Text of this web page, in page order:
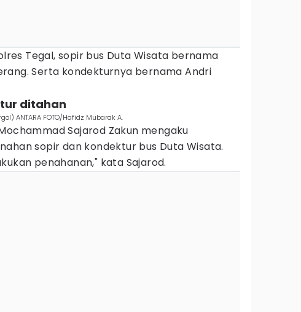
Tegal, sopir bus Duta Wisata bernama
Serta kondekturnya bernama Andri
ditahan
ANTARA FOTO/Hafidz Mubarak A.
Sajarod Zakun mengaku
sopir dan kondektur bus Duta Wisata.
penahanan," kata Sajarod.